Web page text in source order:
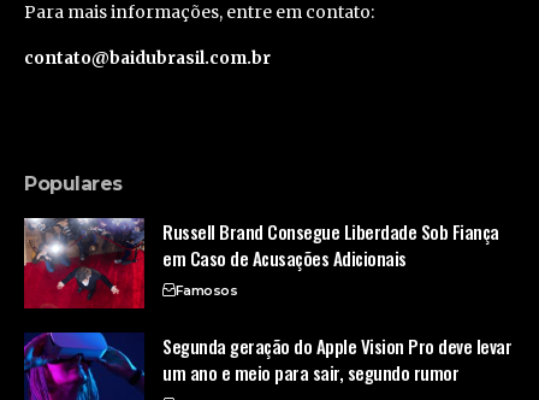
Para mais informações, entre em contato:
contato@baidubrasil.com.br
Populares
Russell Brand Consegue Liberdade Sob Fiança
em Caso de Acusações Adicionais
Famosos
Segunda geração do Apple Vision Pro deve levar
um ano e meio para sair, segundo rumor